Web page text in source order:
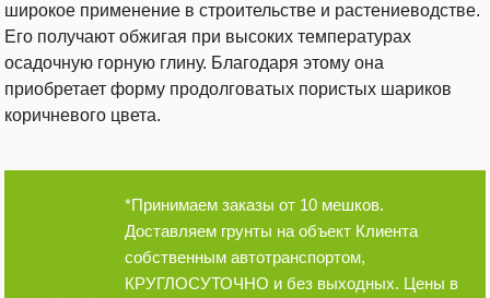
широкое применение в строительстве и растениеводстве.
Его получают обжигая при высоких температурах
осадочную горную глину. Благодаря этому она
приобретает форму продолговатых пористых шариков
коричневого цвета.
*Принимаем заказы от 10 мешков.
Доставляем грунты на объект Клиента
собственным автотранспортом,
КРУГЛОСУТОЧНО и без выходных. Цены в